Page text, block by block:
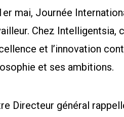
mai, Journée
Chez Intelligentsia,
et l’innovation
et ses ambitions.
Directeur général